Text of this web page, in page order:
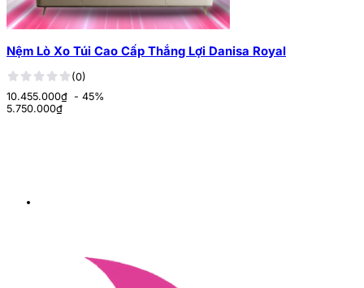
Nệm Lò Xo Túi Cao Cấp Thắng Lợi Danisa Royal
(0)
10.455.000₫ - 45%
5.750.000₫